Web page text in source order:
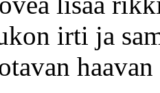
irti ja